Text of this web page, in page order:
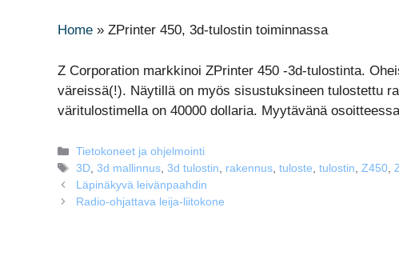
Home » ZPrinter 450, 3d-tulostin toiminnassa
Z Corporation markkinoi ZPrinter 450 -3d-tulostinta.
väreissä(!). Näytillä on myös sisustuksineen tulostettu
väritulostimella on 40000 dollaria. Myytävänä osoitteessa
Kategoriat
Tietokoneet ja ohjelmointi
Avainsanat
3D,3d mallinnus,3d tulostin, rakennus,tuloste,tulostin,Z450,
Läpinäkyvä leivänpaahdin
Radio-ohjattava leija-liitokone